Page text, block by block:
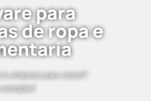
para
de ropa e
tu empresa para crecer?